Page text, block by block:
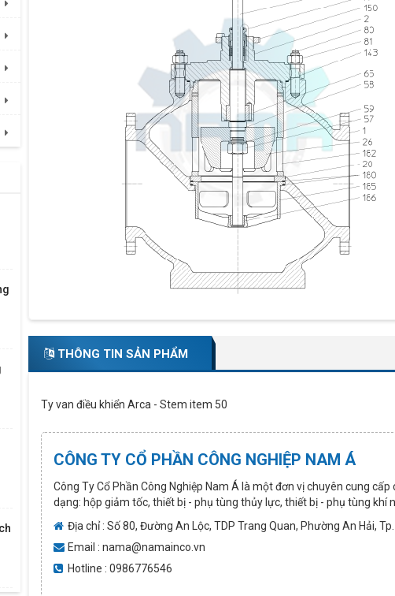
THÔNG TIN SẢN PHẨM
Ty van điều khiển Arca - Stem item 50
CÔNG TY CỔ PHẦN CÔNG NGHIỆP NAM Á
Công Ty Cổ Phần Công Nghiệp Nam Á là một đơn vị chuyên cung
dạng: hộp giảm tốc, thiết bị - phụ tùng thủy lực, thiết bị - phụ tùng khí
Địa chỉ : Số 80, Đường An Lộc, TDP Trang Quan, Phường An Hải,
Email : nama@namainco.vn
Hotline : 0986776546